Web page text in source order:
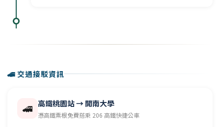
🚄 交通接駁資訊
🚄 高鐵桃園站 → 開南大學
憑高鐵票根免費搭乘 206 高鐵快捷公車